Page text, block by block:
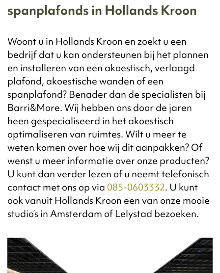
spanplafonds in Hollands Kroon
Woont u in Hollands Kroon en zoekt u een
bedrijf dat u kan ondersteunen bij het plannen
en installeren van een akoestisch, verlaagd
plafond, akoestische wanden of een
spanplafond? Benader dan de specialisten bij
Barri&More. Wij hebben ons door de jaren
heen gespecialiseerd in het akoestisch
optimaliseren van ruimtes. Wilt u meer te
weten komen over hoe wij dit aanpakken? Of
wenst u meer informatie over onze producten?
U kunt dan verder lezen of u neemt telefonisch
contact met ons op via 085-0603332. U kunt
ook vanuit Hollands Kroon een van onze mooie
studio’s in Amsterdam of Lelystad bezoeken.